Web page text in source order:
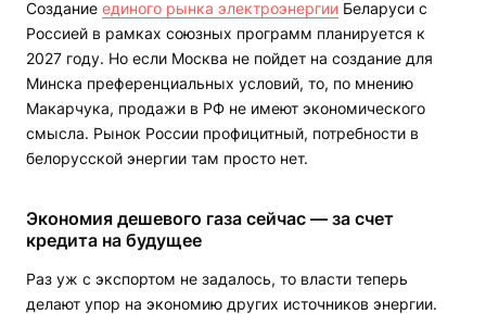
Создание единого рынка электроэнергии Беларуси с
Россией в рамках союзных программ планируется к
2027 году. Но если Москва не пойдет на создание для
Минска преференциальных условий, то, по мнению
Макарчука, продажи в РФ не имеют экономического
смысла. Рынок России профицитный, потребности в
белорусской энергии там просто нет.
Экономия дешевого газа сейчас — за счет
кредита на будущее
Раз уж с экспортом не задалось, то власти теперь
делают упор на экономию других источников энергии.